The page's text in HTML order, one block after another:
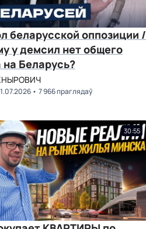
беларусской оппозиции /
у демсил нет общего
на Беларусь?
7 966 праглядаў
30:55